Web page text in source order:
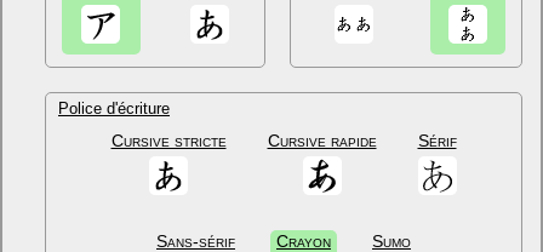
Police d'écriture
Cursive stricte Cursive rapide Sérif
Sans-sérif Crayon Sumo